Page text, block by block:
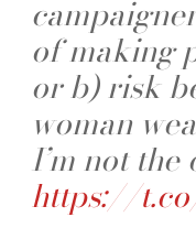
of making
or b) risk
woman
I’m not
https://